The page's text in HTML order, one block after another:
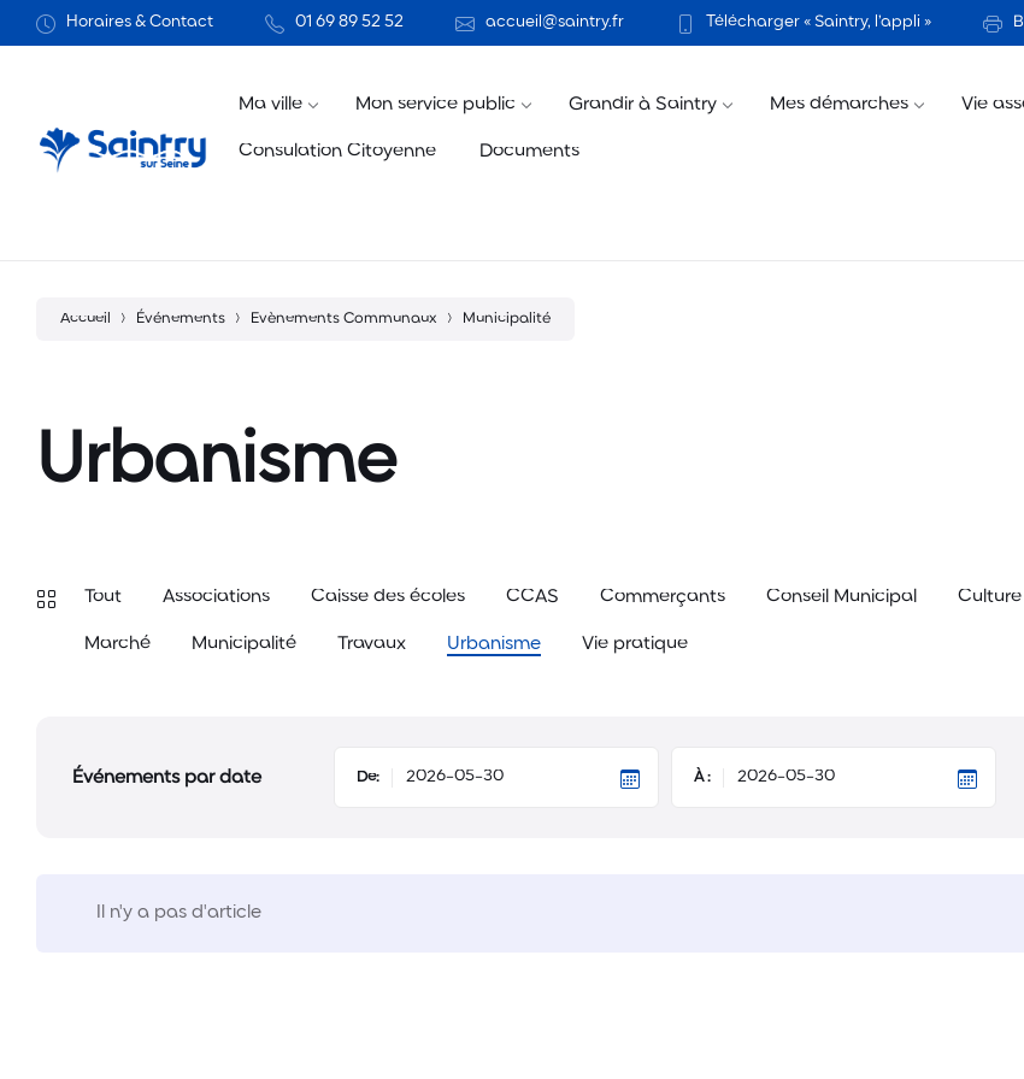
Horaires & Contact 01 69 89 52 52 accueil@saintry.fr Télécharger « Saintry, l’appli »
Ma ville Mon service public Grandir à Saintry Mes démarches Vie
Consulation Citoyenne Documents
Accueil Événements Evènements Communaux Municipalité
Urbanisme
Tout Associations Caisse des écoles CCAS Commerçants Conseil Municipal Culture
Marché Municipalité Travaux Urbanisme Vie pratique
Événements par date De: À :
Il n'y a pas d'article